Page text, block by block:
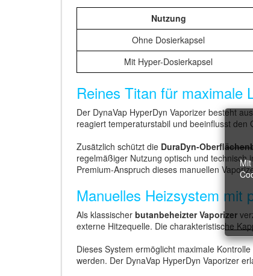
Nutzung
Ohne Dosierkapsel
Mit Hyper-Dosierkapsel
Reines Titan für maximale
Der DynaVap HyperDyn Vaporizer besteht
reagiert temperaturstabil und beeinflusst den
Zusätzlich schützt die DuraDyn-
regelmäßiger Nutzung optisch und technisch
Premium-Anspruch dieses manuellen
Manuelles Heizsystem mit
Als klassischer butanbeheizter Vaporizer
externe Hitzequelle. Die charakteristische
Dieses System ermöglicht maximale
werden. Der DynaVap HyperDyn Vaporizer